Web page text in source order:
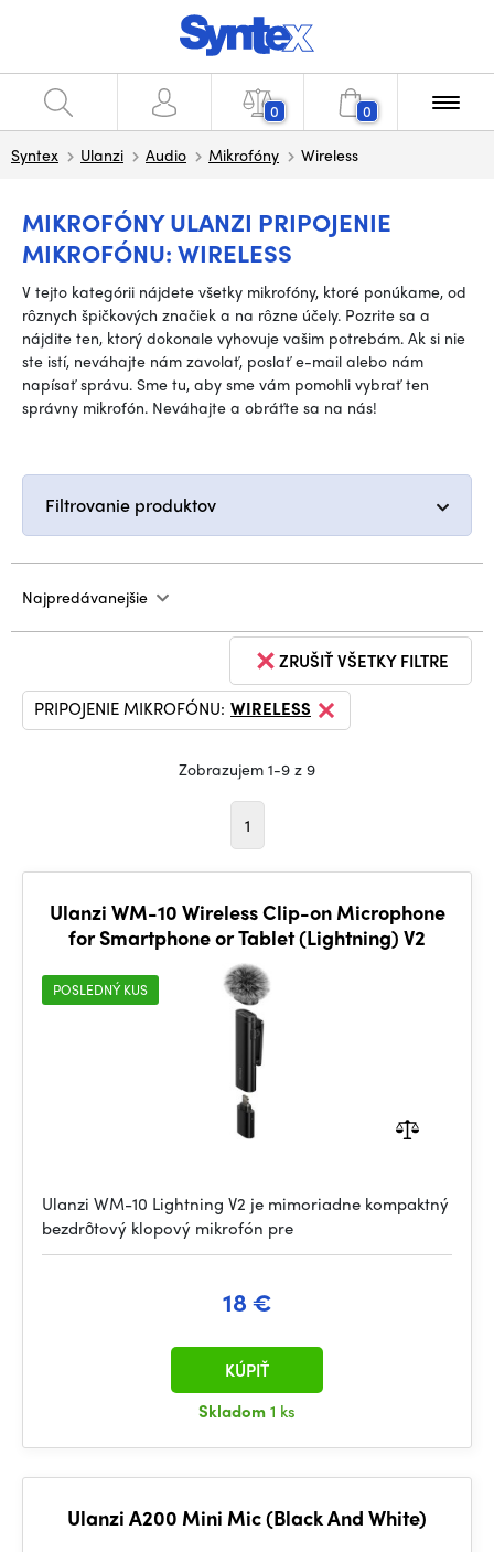
0 0
Syntex Ulanzi Audio Mikrofóny Wireless
MIKROFÓNY ULANZI PRIPOJENIE
MIKROFÓNU: WIRELESS
V tejto kategórii nájdete všetky mikrofóny, ktoré ponúkame, od
rôznych špičkových značiek a na rôzne účely. Pozrite sa a
nájdite ten, ktorý dokonale vyhovuje vašim potrebám. Ak si nie
ste istí, neváhajte nám zavolať, poslať e-mail alebo nám
napísať správu. Sme tu, aby sme vám pomohli vybrať ten
správny mikrofón. Neváhajte a obráťte sa na nás!
Filtrovanie produktov
Najpredávanejšie
ZRUŠIŤ VŠETKY FILTRE
PRIPOJENIE MIKROFÓNU: WIRELESS
Zobrazujem 1-9 z 9
1
Ulanzi WM-10 Wireless Clip-on Microphone
for Smartphone or Tablet (Lightning) V2
POSLEDNÝ KUS
Ulanzi WM-10 Lightning V2 je mimoriadne kompaktný
bezdrôtový klopový mikrofón pre
18 €
Skladom1 ks
KÚPIŤ
Ulanzi A200 Mini Mic (Black And White)